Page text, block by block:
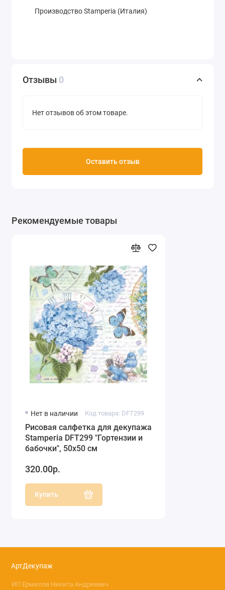
Производство Stamperia (Италия)
Отзывы 0
Нет отзывов об этом товаре.
Оставить отзыв
Рекомендуемые товары
Нет в наличии Код товара: DFT299
Рисовая салфетка для декупажа
Stamperia DFT299 "Гортензии и
бабочки", 50х50 см
320.00р.
Купить
АртДекупаж
ИП Ермилов Никита Андреевич